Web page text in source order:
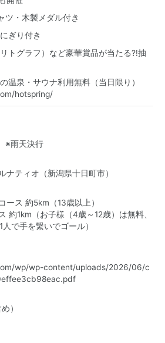
ツ・木製メダル付き
ぎり付き
トグラフ）など豪華賞品が当たる⁈抽
温泉・サウナ利用無料（当日限り）
hotspring/
※雨天決行
ナティオ（新潟県十日町市）
ース 約5km（13歳以上）
約1km（お子様（4歳～12歳）は無料、
で手を繋いでゴール）
wp/wp-content/uploads/2026/06/c
）